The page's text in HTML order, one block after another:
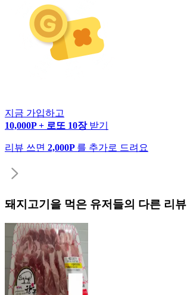
지금 가입하고
10,000P + 로또 10장 받기
리뷰 쓰면 2,000P 를 추가로 드려요
돼지고기 을 먹은 유저들의 다른 리뷰